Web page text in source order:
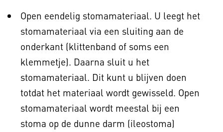
Open eendelig stomamateriaal. U leegt het
stomamateriaal via een sluiting aan de
onderkant (klittenband of soms een
klemmetje). Daarna sluit u het
stomamateriaal. Dit kunt u blijven doen
totdat het materiaal wordt gewisseld. Open
stomamateriaal wordt meestal bij een
stoma op de dunne darm (ileostoma)